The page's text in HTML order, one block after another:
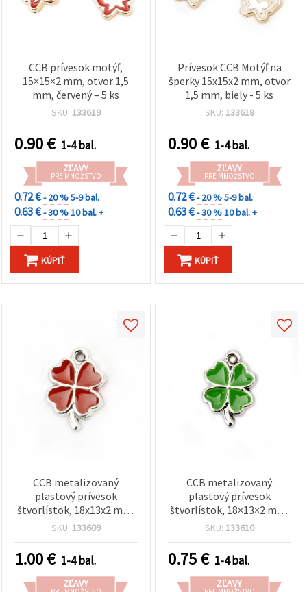
CCB prívesok motýľ,
15×15×2 mm, otvor 1,5
mm, červený – 5 ks
SKU: 133619
0.90€ 1-4 bal.
ZĽAVY
PRE MNOŽSTVO
0.72 €- 20 %5-9 bal.
0.63 €- 30 %10 bal. +
KÚPIŤ
Prívesok CCB Motýľ na
šperky 15x15x2 mm, otvor
1,5 mm, biely - 5 ks
SKU: 133618
0.90€ 1-4 bal.
ZĽAVY
PRE MNOŽSTVO
0.72 €- 20 %5-9 bal.
0.63 €- 30 %10 bal. +
KÚPIŤ
CCB metalizovaný
plastový prívesok
štvorlístok, 18x13x2 mm,
otvor 1,5 mm, červená - 5
SKU: 133609
1.00€ 1-4 bal.
ZĽAVY
CCB metalizovaný
plastový prívesok
štvorlístok, 18×13×2 mm,
otvor 1,5 mm, zelený - 5
SKU: 133610
0.75€ 1-4 bal.
ZĽAVY